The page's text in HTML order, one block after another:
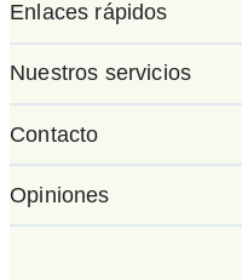
Enlaces rápidos
Nuestros servicios
Contacto
Opiniones